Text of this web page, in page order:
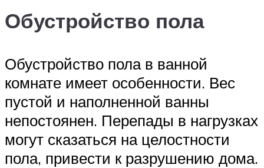
Обустройство пола
Обустройство пола в ванной
комнате имеет особенности. Вес
пустой и наполненной ванны
непостоянен. Перепады в нагрузках
могут сказаться на целостности
пола, привести к разрушению дома.